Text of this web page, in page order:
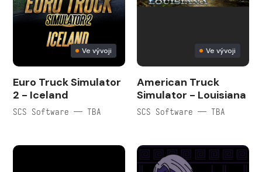
Ve vývoji
Euro Truck Simulator
2 - Iceland
SCS Software — TBA
Ve vývoji
American Truck
Simulator - Louisiana
SCS Software — TBA